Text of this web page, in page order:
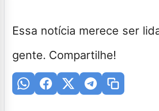
Essa notícia merece ser
gente. Compartilhe!